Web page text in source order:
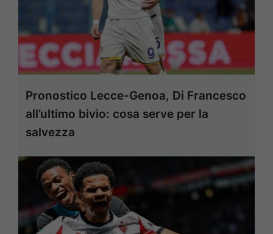
Pronostico Lecce-Genoa, Di Francesco
all’ultimo bivio: cosa serve per la
salvezza